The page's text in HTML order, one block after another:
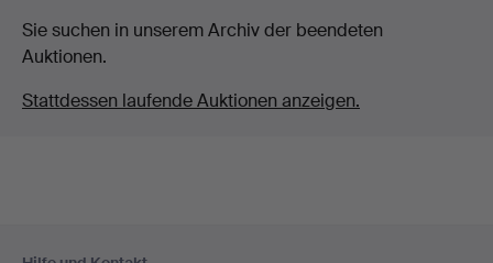
Sie suchen in unserem Archiv der beendeten
Auktionen.
Stattdessen laufende Auktionen anzeigen.